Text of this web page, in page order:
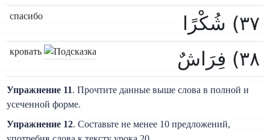
спасибо ٣٧) شُكْرًا
кровать ٣٨) فِرَاشٌ
Упражнение 11. Прочтите данные выше слова в полной и
усеченной форме.
Упражнение 12. Составьте не менее 10 предложений,